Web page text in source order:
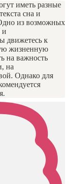
иметь разные
сна и
из возможных
и
движетесь к
жизненную
на важность
на
Однако для